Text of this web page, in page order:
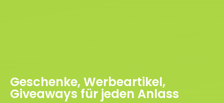
Geschenke, Werbeartikel,
Giveaways für jeden Anlass